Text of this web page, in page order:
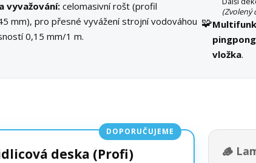
vyvažování: celomasivní rošt (profil
mm), pro přesné vyvážení strojní vodováhou
0,15 mm/1 m.
(Zvolený
🧩
vložka.
DOPORUČUJEME
deska (Profi) 🪵